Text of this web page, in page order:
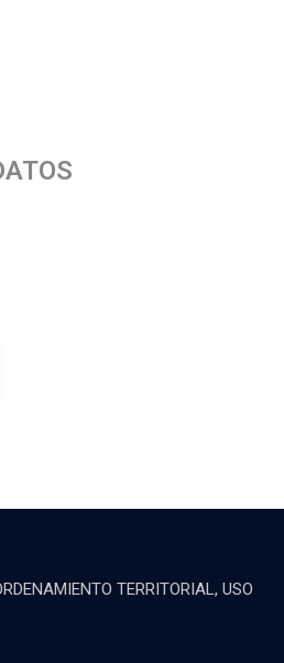
TERRITORIAL, USO